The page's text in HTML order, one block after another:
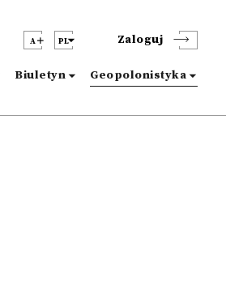
A PL Zaloguj
Biuletyn Geopolonistyka